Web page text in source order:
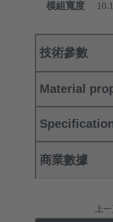
模組寬度
技術參數
Material
商業數據
上